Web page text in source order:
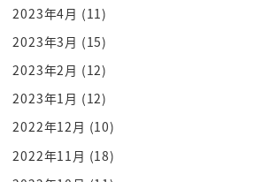
じゃないんだぞ私えって言ってね
てるんだけどねぇレイズアップロ
ていきますお前は早め早起きをし
ギンギンのまま
体力ボロボロデー
3行時間しか寝てないよねそういう
2023年4月 (11)
2023年3月 (15)
2023年2月 (12)
2023年1月 (12)
2022年12月 (10)
2022年11月 (18)